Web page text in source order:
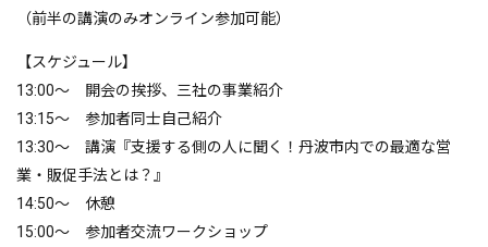
（前半の講演のみオンライン参加可能）
【スケジュール】
13:00～ 開会の挨拶、三社の事業紹介
13:15～ 参加者同士自己紹介
13:30～ 講演『支援する側の人に聞く！丹波市内での最適な営
業・販促手法とは？』
14:50～ 休憩
15:00～ 参加者交流ワークショップ